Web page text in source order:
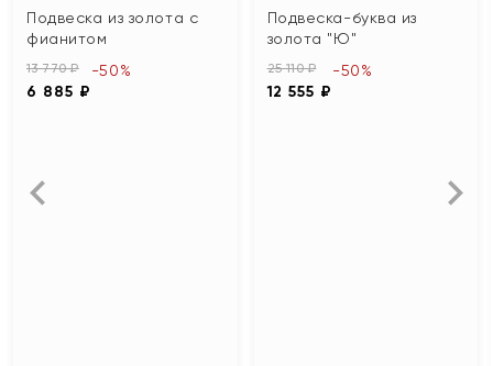
Подвеска из золота с
фианитом
13 770 ₽
6 885 ₽
-50%
Подвеска-буква из
золота "Ю"
25 110 ₽
12 555 ₽
-50%